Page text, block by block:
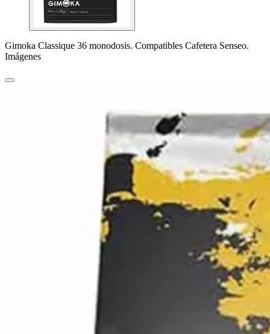
Gimoka Classique 36 monodosis. Compatibles Cafetera Senseo.
Imágenes